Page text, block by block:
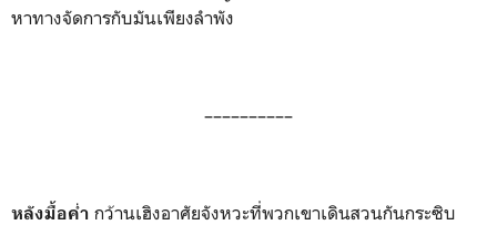
หาทางจัดการกับมันเพียงลำพัง
––––––––––
หลังมื้อค่ำ กว้านเฮิงอาศัยจังหวะที่พวกเขาเดินสวนกันกระซิบ